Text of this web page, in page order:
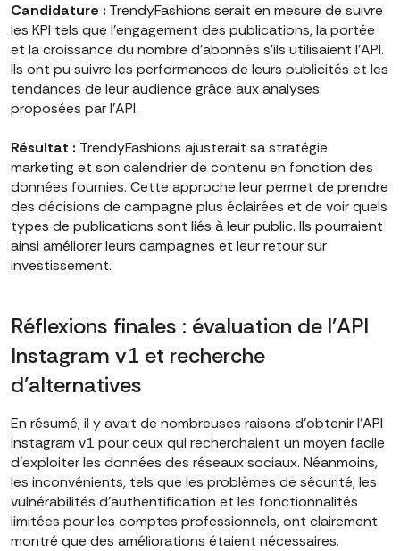
Candidature : TrendyFashions serait en mesure de suivre
les KPI tels que l'engagement des publications, la portée
et la croissance du nombre d'abonnés s'ils utilisaient l'API.
Ils ont pu suivre les performances de leurs publicités et les
tendances de leur audience grâce aux analyses
proposées par l'API.
Résultat : TrendyFashions ajusterait sa stratégie
marketing et son calendrier de contenu en fonction des
données fournies. Cette approche leur permet de prendre
des décisions de campagne plus éclairées et de voir quels
types de publications sont liés à leur public. Ils pourraient
ainsi améliorer leurs campagnes et leur retour sur
investissement.
Réflexions finales : évaluation de l'API
Instagram v1 et recherche
d'alternatives
En résumé, il y avait de nombreuses raisons d'obtenir l'API
Instagram v1 pour ceux qui recherchaient un moyen facile
d'exploiter les données des réseaux sociaux. Néanmoins,
les inconvénients, tels que les problèmes de sécurité, les
vulnérabilités d'authentification et les fonctionnalités
limitées pour les comptes professionnels, ont clairement
montré que des améliorations étaient nécessaires.